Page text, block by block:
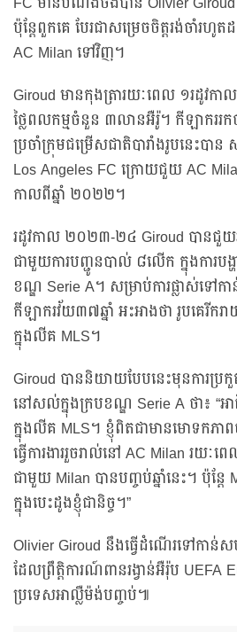
ប៉ុន្តែពួកគេ បែរជាសម្រេចចិត្តរង់ចាំរ
AC Milan ទៅវិញ។
Giroud មានកុងត្រារយៈពេល ១រដូវក
ថ្លៃពលកម្មចំនួន ៣លានអឺរ៉ូ។ កីឡាកររក
ប្រចាំក្រុមជម្រើសជាតិបារាំងរូបនេះបាន
Los Angeles FC ក្រោយជួយ AC
កាលពីឆ្នាំ ២០២២។
រដូវកាល ២០២៣-២៤ Giroud បានជួយ
ជាមួយការបញ្ជូនបាល់ ៨លើក ក្នុងការប
ខណ្ឌ Serie A។ សម្រាប់ការផ្លាស់ទៅក
កីឡាករវ័យ៣៧ឆ្នាំ អះអាងថា រូបគេរីក
ក្នុងលីគ MLS។
Giroud បាននិយាយបែបនេះមុនការប្
នៅសល់ក្នុងក្របខណ្ឌ Serie A ថា៖ “អ
ក្នុងលីគ MLS។ ខ្ញុំពិតជាមានមោទកភា
ធ្វើការងាររួចរាល់នៅ AC Milan រយៈព
ជាមួយ Milan បានបញ្ចប់ឆ្នាំនេះ។ ប៉ុន្ត
ក្នុងបេះដូងខ្ញុំជានិច្ច។”
Olivier Giroud នឹងធ្វើដំណើរទៅកាន់
ដែលព្រឹត្តិការណ៍ពានរង្វាន់អឺរ៉ុប UEFA
ប្រទេសអាល្លឺម៉ង់បញ្ចប់៕